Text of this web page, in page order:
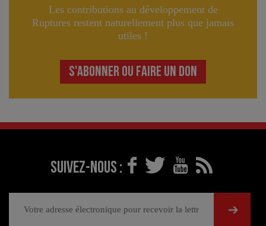
Les contributions au développement de
Ruptures restent naturellement plus que jamais
utiles !
S'ABONNER OU FAIRE UN DON
Suivez-nous :